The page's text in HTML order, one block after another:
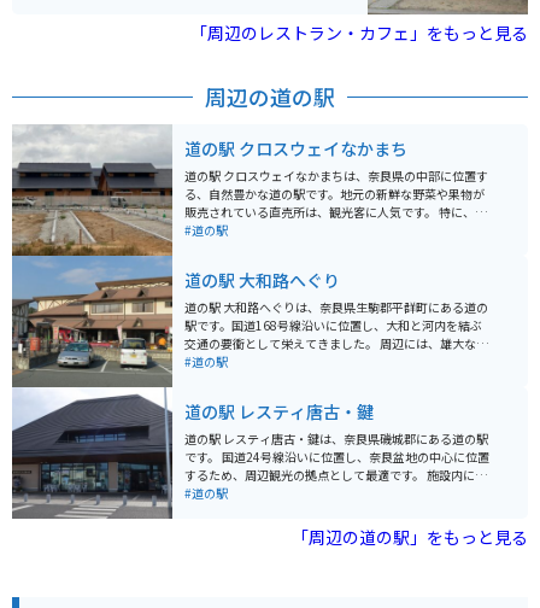
は鶴岡八幡宮とともに、日本三大八幡宮の一つとされて
います。宮中の四方拝で遥拝されるこの神社は、ツーリ「周辺のレストラン・カフェ」をもっと見る
周辺の道の駅
道の駅 クロスウェイなかまち
道の駅 クロスウェイなかまちは、奈良県の中部に位置す
る、自然豊かな道の駅です。地元の新鮮な野菜や果物が
販売されている直売所は、観光客に人気です。 特に、奈
良県産のブランドイチゴ「あすかルビー」や「古都華」
の駅周辺には、歴史的な寺院や美しい自然を楽しめるス
ポットが点在しているので、ツーリングの拠点としても
最適です。
#道の駅
道の駅 大和路へぐり
道の駅 大和路へぐりは、奈良県生駒郡平群町にある道の
駅です。国道168号線沿いに位置し、大和と河内を結ぶ
交通の要衝として栄えてきました。 周辺には、雄大な自
然が広がり、ハイキングやサイクリングに最適なコース
味わえるレストランがあります。 バイクで訪れる際は、
広々とした駐車場があるので安心です。また、周辺に
は、信貴生駒スカイラインなど、景色を楽しむことがで
きるワインディングロードも多いため、ツーリングの拠
点としても最適です。 道の駅 大和路へぐり周辺には、歴
る張子の虎で知られており、一見の価値があります。
#道の駅
道の駅 レスティ唐古・鍵
道の駅 レスティ唐古・鍵は、奈良県磯城郡にある道の駅
です。 国道24号線沿いに位置し、奈良盆地の中心に位置
するため、周辺観光の拠点として最適です。 施設内に
は、地元の新鮮な野菜や果物を販売する農産物直売所
ナーなどがあります。 また、併設されている唐古・鍵遺
跡史跡公園は、弥生時代の大規模な環濠集落跡であり、
#道の駅
「周辺の道の駅」をもっと見る